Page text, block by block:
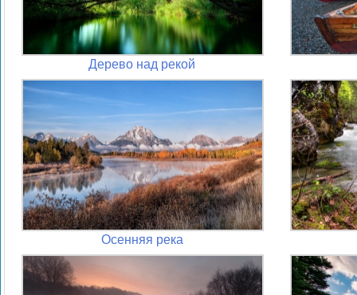
Дерево над рекой
Осенняя река